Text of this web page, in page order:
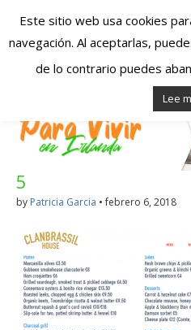
Irlanda –
Irlanda –
en Irlanda
Irlanda
Blog dedicado a los que viven,
Irlanda!
5
by Patricia Garcia •febrero 6, 2018
Este sitio web usa cookies
navegación. Al aceptarlas,
de lo contrario puedes
Lee